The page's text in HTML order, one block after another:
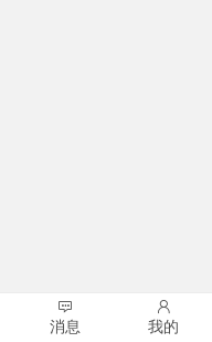
消息 我的